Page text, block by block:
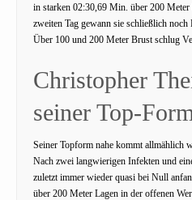
in starken 02:30,69 Min. über 200 Meter
zweiten Tag gewann sie schließlich
Über 100 und 200 Meter Brust schlug
Christopher
seiner Top-Form
Seiner Topform nahe kommt allmählich
Nach zwei langwierigen Infekten und
zuletzt immer wieder quasi bei Null
über 200 Meter Lagen in der offenen